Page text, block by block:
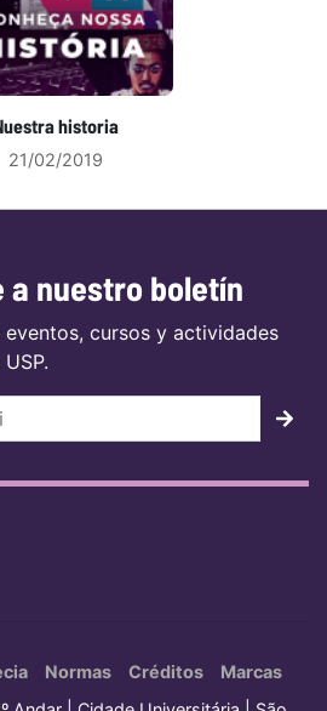
historia
21/02/2019
a nuestro boletín
cursos y actividades
Normas Créditos
Marcas